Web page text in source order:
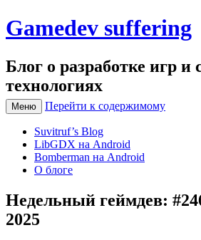
Gamedev suffering
Блог о разработке игр и
технологиях
Меню Перейти к содержимому
Suvitruf’s Blog
LibGDX на Android
Bomberman на Android
О блоге
Недельный геймдев:
2025